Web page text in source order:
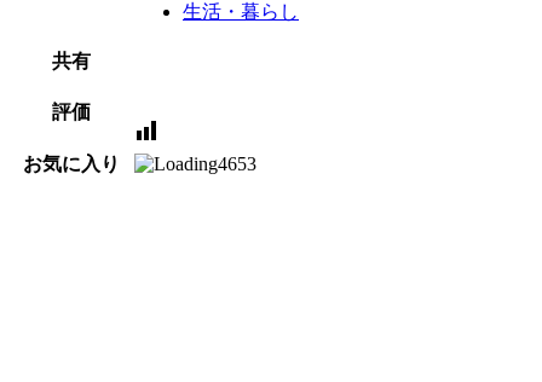
生活・暮らし
共有
評価
お気に入り 4653